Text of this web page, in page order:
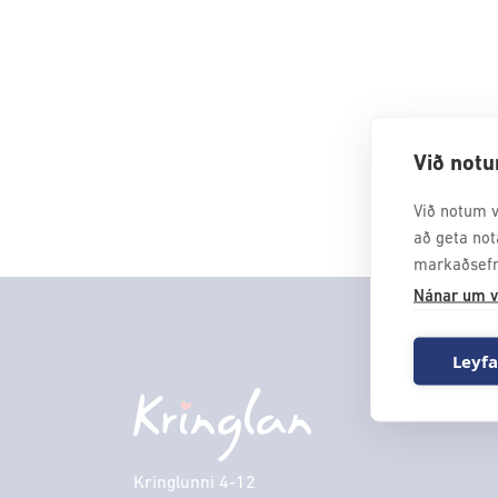
Við
Við notum
að geta
Nánar um
Kringlunni 4-12